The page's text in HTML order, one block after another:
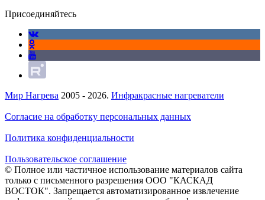
Присоединяйтесь
Мир Нагрева 2005 - 2026. Инфракрасные нагреватели
Согласие на обработку персональных данных
Политика конфиденциальности
Пользовательское соглашение
© Полное или частичное использование материалов сайта
только с письменного разрешения ООО "КАСКАД
ВОСТОК". Запрещается автоматизированное извлечение